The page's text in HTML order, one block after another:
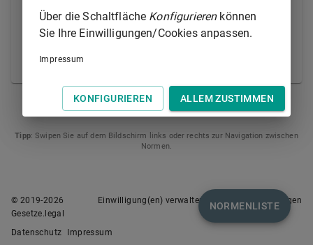
Europäische Parlament und die nationalen
Parlamente werden vom Inhalt und den Ergebnissen
dieser Bewertung unterrichtet.
ARTIKEL 69
Tipp: Swipen Sie auf dem Bildschirm links oder rechts zur Navigation zwischen
Normen.
NORMENLISTE
© 2019-2026
Gesetze.legal
Einwilligung(en) verwalten Nutzungsbedingungen
Datenschutz Impressum
Über die Schaltfläche Konfigurierenkönnen
Sie Ihre Einwilligungen/Cookies anpassen.
Impressum
KONFIGURIEREN ALLEM ZUSTIMMEN